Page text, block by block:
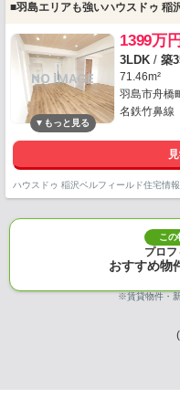
■羽島エリアも強いハウスドゥ 稲
1399万円
3LDK / 築
71.46m²
羽島市舟橋
名鉄竹鼻線
ハウスドゥ 稲沢ベルフィールド住宅情
この
プロ
おすすめ物
※賃貸物件・
(